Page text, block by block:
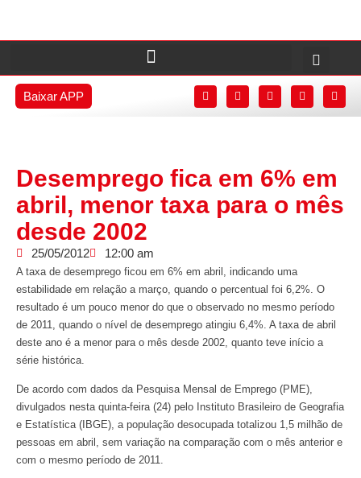
Baixar APP
Desemprego fica em 6% em
abril, menor taxa para o mês
desde 2002
25/05/2012 12:00 am
A taxa de desemprego ficou em 6% em abril, indicando uma
estabilidade em relação a março, quando o percentual foi 6,2%. O
resultado é um pouco menor do que o observado no mesmo período
de 2011, quando o nível de desemprego atingiu 6,4%. A taxa de abril
deste ano é a menor para o mês desde 2002, quanto teve início a
série histórica.
De acordo com dados da Pesquisa Mensal de Emprego (PME),
divulgados nesta quinta-feira (24) pelo Instituto Brasileiro de Geografia
e Estatística (IBGE), a população desocupada totalizou 1,5 milhão de
pessoas em abril, sem variação na comparação com o mês anterior e
com o mesmo período de 2011.